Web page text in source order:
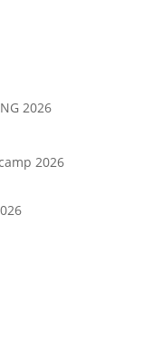
2026
2026